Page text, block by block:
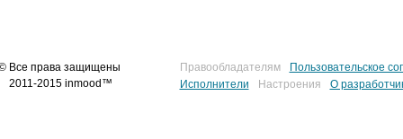
Все права защищены
2011-2015 inmood™
Правообладателям
Пользовательское
Исполнители
Настроения О